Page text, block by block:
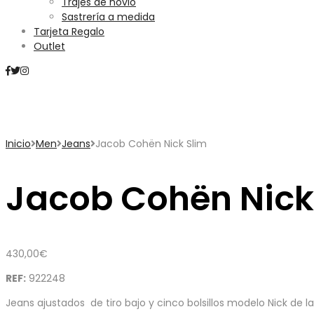
Sastrería a medida
Tarjeta Regalo
Outlet
Inicio Men Jeans Jacob Cohën Nick Slim
Jacob Cohën
430,00€
REF: 922248
Jeans ajustados de tiro bajo y cinco bolsillos modelo Nick de